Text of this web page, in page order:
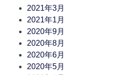
2021年3月
2021年1月
2020年9月
2020年8月
2020年6月
2020年5月